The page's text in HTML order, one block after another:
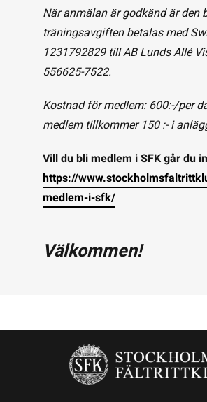
När anmälan är godkänd är den
träningsavgiften betalas med
1231792829 till AB Lunds Allé
556625-7522.
Kostnad för medlem: 600:-/per
medlem tillkommer 150 :- i
Vill du bli medlem i SFK går du
https://
medlem-i-sfk/
Välkommen!